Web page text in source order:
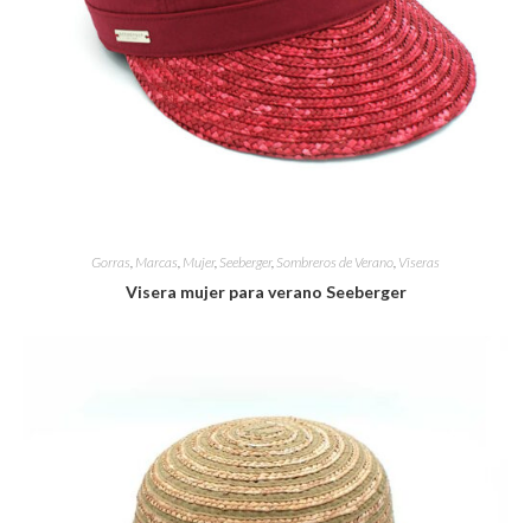
Gorras Marcas Mujer, Seeberger, Sombreros de Verano Viseras
Visera mujer para verano Seeberger